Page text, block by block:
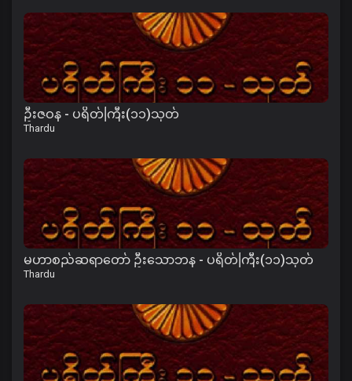
ဦးဇဝန - ပရိတ်ကြီး(၁၁)သုတ်
Thardu
မဟာစည်ဆရာတော် ဦးသောဘန - ပရိတ်ကြီး(၁၁)သုတ်
Thardu